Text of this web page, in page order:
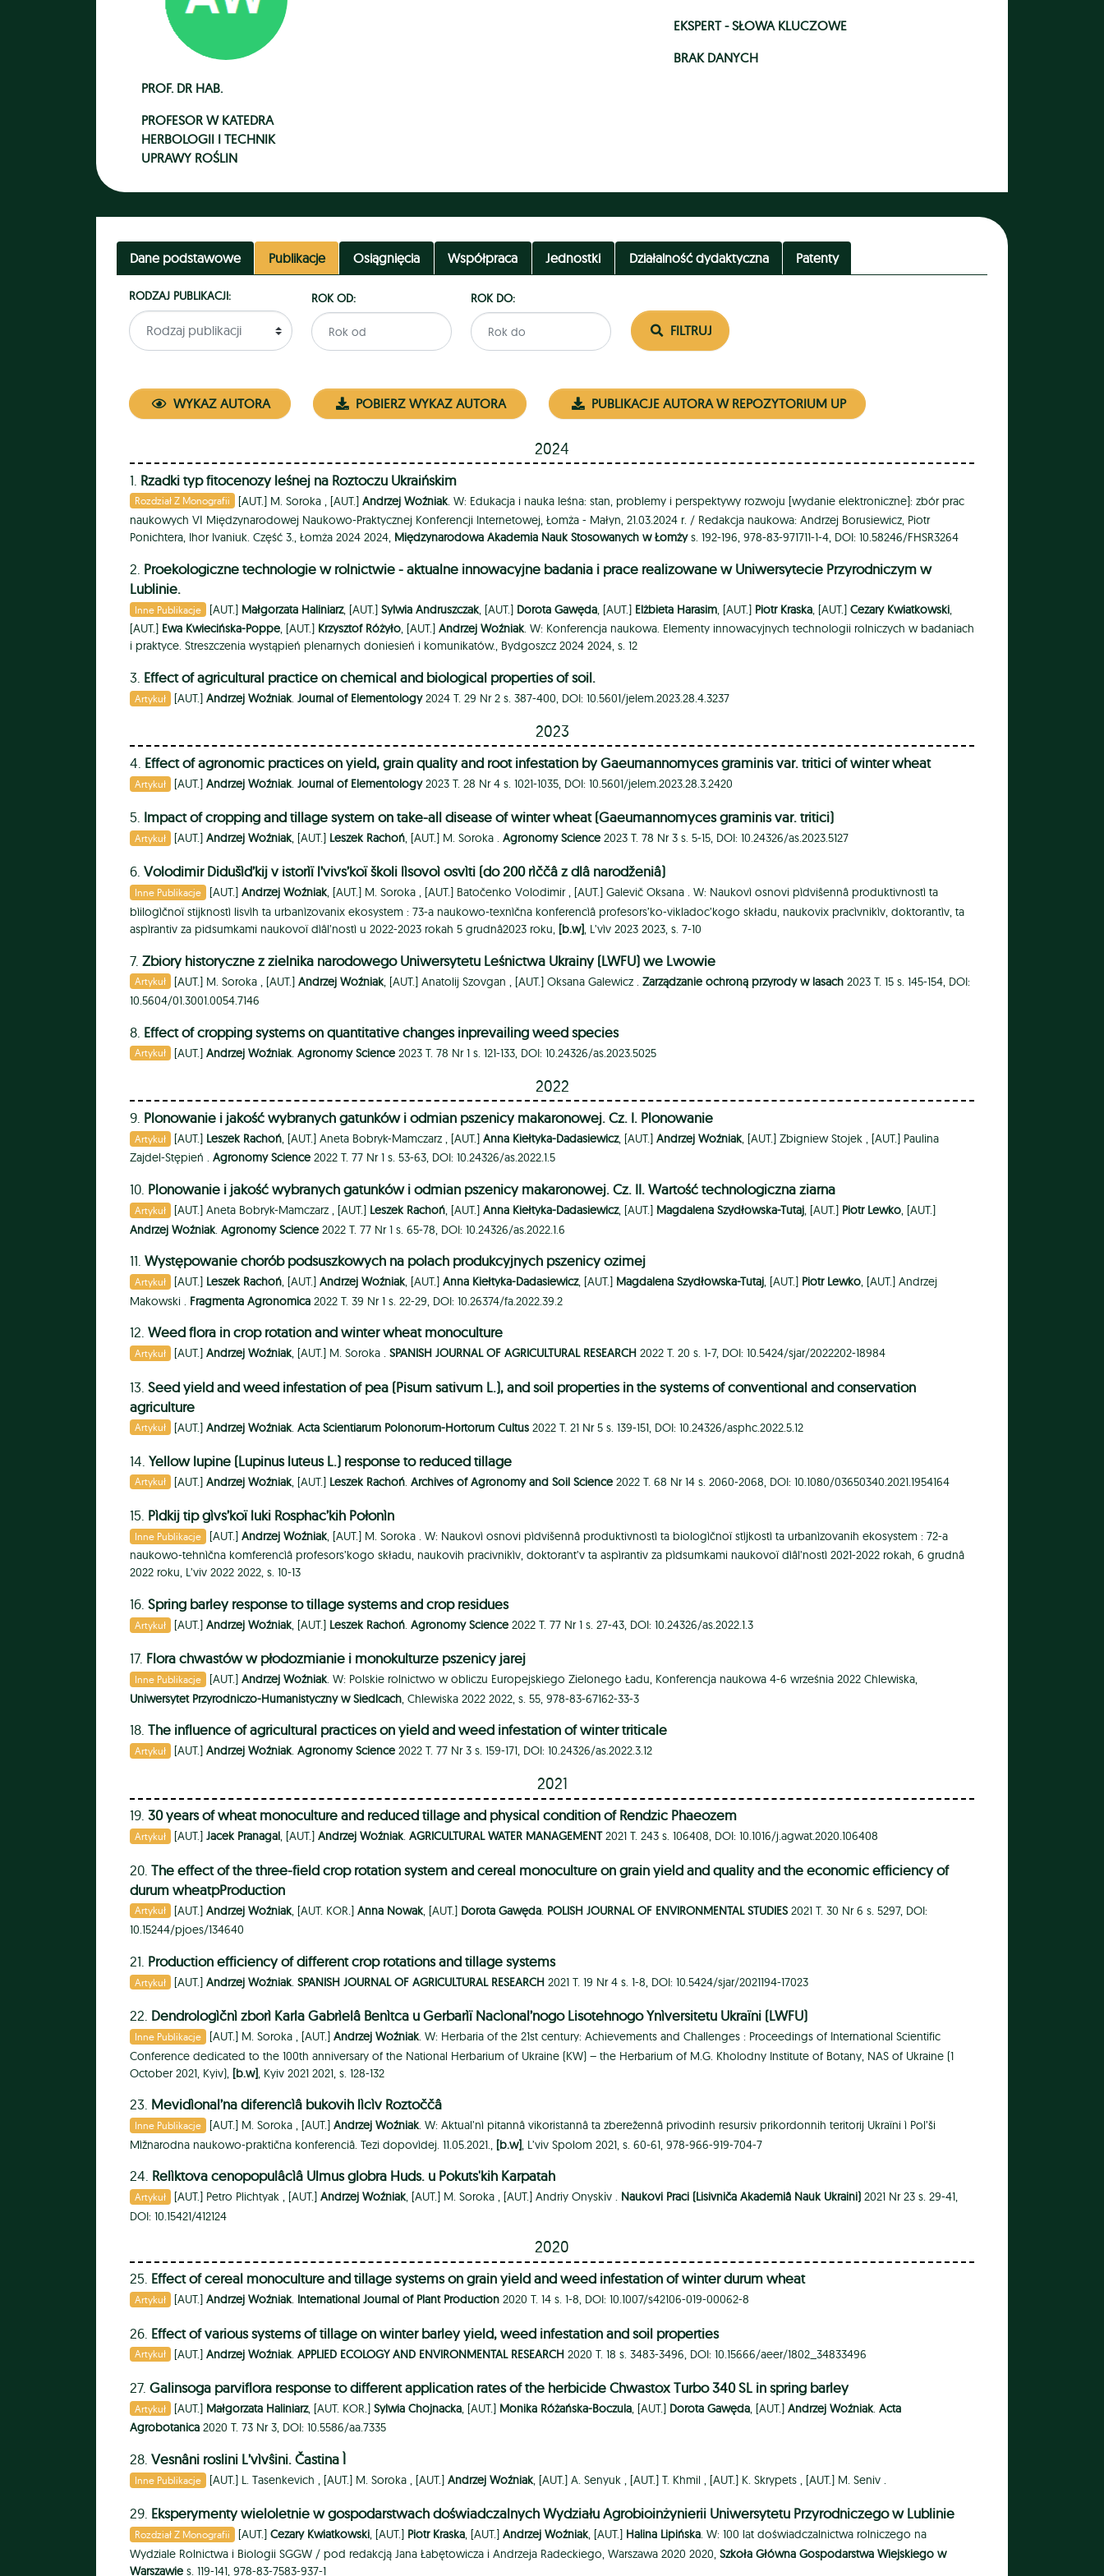
PROF. DR HAB.
PROFESOR W KATEDRA
HERBOLOGII I TECHNIK
UPRAWY ROŚLIN
EKSPERT - SŁOWA KLUCZOWE
BRAK DANYCH
Dane podstawowe Publikacje Osiągnięcia Współpraca Jednostki Działalność dydaktyczna Patenty
RODZAJ PUBLIKACJI: ROK OD: ROK DO:
FILTRUJ
WYKAZ AUTORA POBIERZ WYKAZ AUTORA PUBLIKACJE AUTORA W REPOZYTORIUM UP
2024
1. Rzadki typ fitocenozy leśnej na Roztoczu Ukraińskim
Rozdział Z Monografii [AUT.] M. Soroka , [AUT.]Andrzej Woźniak . W: Edukacja i nauka leśna: stan, problemy i perspektywy rozwoju [wydanie elektroniczne]: zbór prac
naukowych VІ Międzynarodowej Naukowo-Praktycznej Konferencji Internetowej, Łomża - Małyn, 21.03.2024 r. / Redakcja naukowa: Andrzej Borusiewicz, Piotr
Ponichtera, Ihor Ivaniuk. Część 3., Łomża 2024 2024, Międzynarodowa Akademia Nauk Stosowanych w Łomżys. 192-196, 978-83-971711-1-4, DOI: 10.58246/FHSR3264
2. Proekologiczne technologie w rolnictwie - aktualne innowacyjne badania i prace realizowane w Uniwersytecie Przyrodniczym w
Lublinie.
Inne Publikacje [AUT.] Małgorzata Haliniarz, [AUT.]Sylwia Andruszczak , [AUT.] Dorota Gawęda , [AUT.] Elżbieta Harasim , [AUT.] Piotr Kraska , [AUT.]Cezary Kwiatkowski
[AUT.] Ewa Kwiecińska-Poppe, [AUT.] Krzysztof Różyło, [AUT.] Andrzej Woźniak. W: Konferencja naukowa. Elementy innowacyjnych technologii rolniczych w badaniach
i praktyce. Streszczenia wystąpień plenarnych doniesień i komunikatów., Bydgoszcz 2024 2024, s. 12
3. Effect of agricultural practice on chemical and biological properties of soil.
Artykuł [AUT.]Andrzej Woźniak.Journal of Elementology2024 T. 29 Nr 2 s. 387-400, DOI: 10.5601/jelem.2023.28.4.3237
2023
4. Effect of agronomic practices on yield, grain quality and root infestation by Gaeumannomyces graminis var. tritici of winter wheat
Artykuł [AUT.]Andrzej Woźniak.Journal of Elementology2023 T. 28 Nr 4 s. 1021-1035, DOI: 10.5601/jelem.2023.28.3.2420
5. Impact of cropping and tillage system on take-all disease of winter wheat (Gaeumannomyces graminis var. tritici)
Artykuł [AUT.]Andrzej Woźniak, [AUT.] Leszek Rachoń, [AUT.] M. Soroka .Agronomy Science 2023 T. 78 Nr 3 s. 5-15, DOI: 10.24326/as.2023.5127
6. Volodimir Didušìd’kij v istorìï l’vivs’koï školi lìsovoì osvìti (do 200 rìččâ z dlâ narodženiâ)
Inne Publikacje [AUT.]Andrzej Woźniak, [AUT.] M. Soroka , [AUT.] Batočenko Volodimir , [AUT.]Galevič Oksana .W: Naukovì osnovi pìdviŝennâ produktivnostì ta
bìilogìčnoï stijknostì lisvìh ta urbanìzovanix ekosystem : 73-a naukowo-texnìčna konferencìâ profesors’ko-vikladoc’kogo składu, naukovix pracìvnikìv, doktorantìv, ta
aspìrantiv za pidsumkami naukovoï dìâl’nostì u 2022-2023 rokah 5 grudnâ2023 roku, [b.w], L’vìv 2023 2023, s. 7-10
7. Zbiory historyczne z zielnika narodowego Uniwersytetu Leśnictwa Ukrainy (LWFU) we Lwowie
Artykuł [AUT.] M. Soroka , [AUT.]Andrzej Woźniak , [AUT.]Anatolij Szovgan , [AUT.]Oksana Galewicz .Zarządzanie ochroną przyrody w lasach 2023 T. 15 s. 145-154, DOI:
10.5604/01.3001.0054.7146
8. Effect of cropping systems on quantitative changes inprevailing weed species
Artykuł [AUT.]Andrzej Woźniak .Agronomy Science 2023 T. 78 Nr 1 s. 121-133, DOI: 10.24326/as.2023.5025
2022
9. Plonowanie i jakość wybranych gatunków i odmian pszenicy makaronowej. Cz. I. Plonowanie
Artykuł [AUT.] Leszek Rachoń, [AUT.]Aneta Bobryk-Mamczarz , [AUT.]Anna Kiełtyka-Dadasiewicz, [AUT.]Andrzej Woźniak, [AUT.]Zbigniew Stojek , [AUT.] Paulina
Zajdel-Stępień . Agronomy Science 2022 T. 77 Nr 1 s. 53-63, DOI: 10.24326/as.2022.1.5
10. Plonowanie i jakość wybranych gatunków i odmian pszenicy makaronowej. Cz. II. Wartość technologiczna ziarna
Artykuł [AUT.]Aneta Bobryk-Mamczarz , [AUT.] Leszek Rachoń, [AUT.]Anna Kiełtyka-Dadasiewicz, [AUT.] Magdalena Szydłowska-Tutaj, [AUT.] Piotr Lewko, [AUT.]
Andrzej Woźniak. Agronomy Science 2022 T. 77 Nr 1 s. 65-78, DOI: 10.24326/as.2022.1.6
11. Występowanie chorób podsuszkowych na polach produkcyjnych pszenicy ozimej
Artykuł [AUT.] Leszek Rachoń, [AUT.]Andrzej Woźniak, [AUT.]Anna Kiełtyka-Dadasiewicz, [AUT.] Magdalena Szydłowska-Tutaj, [AUT.] Piotr Lewko, [AUT.]Andrzej
Makowski . Fragmenta Agronomica 2022 T. 39 Nr 1 s. 22-29, DOI: 10.26374/fa.2022.39.2
12. Weed flora in crop rotation and winter wheat monoculture
Artykuł [AUT.]Andrzej Woźniak, [AUT.] M. Soroka .SPANISH JOURNAL OF AGRICULTURAL RESEARCH 2022 T. 20 s. 1-7, DOI: 10.5424/sjar/2022202-18984
13. Seed yield and weed infestation of pea (Pisum sativum L.), and soil properties in the systems of conventional and conservation
agriculture
Artykuł [AUT.]Andrzej Woźniak .Acta Scientiarum Polonorum-Hortorum Cultus 2022 T. 21 Nr 5 s. 139-151, DOI: 10.24326/asphc.2022.5.12
14. Yellow lupine (Lupinus luteus L.) response to reduced tillage
Artykuł [AUT.]Andrzej Woźniak , [AUT.] Leszek Rachoń .Archives of Agronomy and Soil Science 2022 T. 68 Nr 14 s. 2060-2068, DOI: 10.1080/03650340.2021.1954164
15. Pìdkij tip gìvs’koï luki Rosphac’kih Połonìn
Inne Publikacje [AUT.]Andrzej Woźniak, [AUT.] M. Soroka .W: Naukovì osnovi pìdvišennâ produktivnostì ta biologìčnoï stìjkostì ta urbanìzovanih ekosystem : 72-a
naukowo-tehnìčna komferencìâ profesors’kogo składu, naukovih pracivnikìv, doktorant’v ta aspìrantiv za pìdsumkami naukovoï dìâl’nostì 2021-2022 rokah, 6 grudnâ
2022 roku, L’viv 2022 2022, s. 10-13
16. Spring barley response to tillage systems and crop residues
Artykuł [AUT.]Andrzej Woźniak, [AUT.] Leszek Rachoń.Agronomy Science 2022 T. 77 Nr 1 s. 27-43, DOI: 10.24326/as.2022.1.3
17. Flora chwastów w płodozmianie i monokulturze pszenicy jarej
Inne Publikacje [AUT.]Andrzej Woźniak. W: Polskie rolnictwo w obliczu Europejskiego Zielonego Ładu, Konferencja naukowa 4-6 września 2022 Chlewiska,
Uniwersytet Przyrodniczo-Humanistyczny w Siedlcach, Chlewiska 2022 2022, s. 55, 978-83-67162-33-3
18. The influence of agricultural practices on yield and weed infestation of winter triticale
Artykuł [AUT.]Andrzej Woźniak.Agronomy Science 2022 T. 77 Nr 3 s. 159-171, DOI: 10.24326/as.2022.3.12
2021
19. 30 years of wheat monoculture and reduced tillage and physical condition of Rendzic Phaeozem
Artykuł [AUT.]Jacek Pranagal, [AUT.]Andrzej Woźniak.AGRICULTURAL WATER MANAGEMENT2021 T. 243 s. 106408, DOI: 10.1016/j.agwat.2020.106408
20. The effect of the three-field crop rotation system and cereal monoculture on grain yield and quality and the economic efficiency of
durum wheatpProduction
Artykuł [AUT.]Andrzej Woźniak , [AUT. KOR.]Anna Nowak , [AUT.] Dorota Gawęda POLISH JOURNAL OF ENVIRONMENTAL STUDIES 2021 T. 30 Nr 6 s. 5297, DOI:
10.15244/pjoes/134640
21. Production efficiency of different crop rotations and tillage systems
Artykuł [AUT.]Andrzej Woźniak .SPANISH JOURNAL OF AGRICULTURAL RESEARCH 2021 T. 19 Nr 4 s. 1-8, DOI: 10.5424/sjar/2021194-17023
22. Dendrologìčnì zborì Karla Gabrìelâ Benìtca u Gerbarìï Nacìonal’nogo Lisotehnogo Ynìversitetu Ukraïni (LWFU)
Inne Publikacje [AUT.] M. Soroka , [AUT.]Andrzej Woźniak. W: Herbaria of the 21st century: Achievements and Challenges : Proceedings of International Scientific
Conference dedicated to the 100th anniversary of the National Herbarium of Ukraine (KW) – the Herbarium of M.G. Kholodny Institute of Botany, NAS of Ukraine (1
October 2021, Kyiv), [b.w] , Kyiv 2021 2021, s. 128-132
23. Mevidìonal’na diferencìâ bukovih lìcìv Roztoččâ
Inne Publikacje [AUT.] M. Soroka , [AUT.]Andrzej Woźniak. W: Aktual’nì pitannâ vikoristannâ ta zberežennâ privodinh resursiv prikordonnih teritorij Ukraïni ì Pol’ši
Mìžnarodna naukowo-praktična konferenciâ. Tezi dopovìdej. 11.05.2021., [b.w], L’viv Spolom 2021, s. 60-61, 978-966-919-704-7
24. Relìktova cenopopulâcìâ Ulmus globra Huds. u Pokuts'kih Karpatah
Artykuł [AUT.] Petro Plichtyak , [AUT.]Andrzej Woźniak, [AUT.] M. Soroka , [AUT.]Andriy Onyskіv . Naukovi Praci (Lisivniča Akademiâ Nauk Ukraini) 2021 Nr 23 s. 29-41,
DOI: 10.15421/412124
2020
25. Effect of cereal monoculture and tillage systems on grain yield and weed infestation of winter durum wheat
Artykuł [AUT.]Andrzej Woźniak. International Journal of Plant Production 2020 T. 14 s. 1-8, DOI: 10.1007/s42106-019-00062-8
26. Effect of various systems of tillage on winter barley yield, weed infestation and soil properties
Artykuł [AUT.]Andrzej Woźniak .APPLIED ECOLOGY AND ENVIRONMENTAL RESEARCH 2020 T. 18 s. 3483-3496, DOI: 10.15666/aeer/1802_34833496
27. Galinsoga parviflora response to different application rates of the herbicide Chwastox Turbo 340 SL in spring barley
Artykuł [AUT.] Małgorzata Haliniarz, [AUT. KOR.]Sylwia Chojnacka , [AUT.] Monika Różańska-Boczula , [AUT.] Dorota Gawęda , [AUT.]Andrzej Woźniak .Acta
Agrobotanica 2020 T. 73 Nr 3, DOI: 10.5586/aa.7335
28. Vesnâni roslini L’vìvŝini. Častina Ì
Inne Publikacje [AUT.] L. Tasenkevich , [AUT.] M. Soroka , [AUT.]Andrzej Woźniak, [AUT.]A. Senyuk , [AUT.]T. Khmil , [AUT.] K. Skrypets , [AUT.] M. Seniv .
29. Eksperymenty wieloletnie w gospodarstwach doświadczalnych Wydziału Agrobioinżynierii Uniwersytetu Przyrodniczego w Lublinie
Rozdział Z Monografii [AUT.]Cezary Kwiatkowski, [AUT.] Piotr Kraska, [AUT.]Andrzej Woźniak, [AUT.] Halina Lipińska. W: 100 lat doświadczalnictwa rolniczego na
Wydziale Rolnictwa i Biologii SGGW / pod redakcją Jana Łabętowicza i Andrzeja Radeckiego, Warszawa 2020 2020, Szkoła Główna Gospodarstwa Wiejskiego w
Warszawie s. 119-141, 978-83-7583-937-1